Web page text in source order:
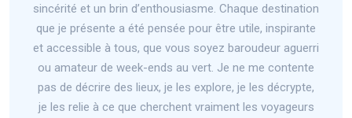
sincérité et un brin d’enthousiasme. Chaque destination
que je présente a été pensée pour être utile, inspirante
et accessible à tous, que vous soyez baroudeur aguerri
ou amateur de week-ends au vert. Je ne me contente
pas de décrire des lieux, je les explore, je les décrypte,
je les relie à ce que cherchent vraiment les voyageurs